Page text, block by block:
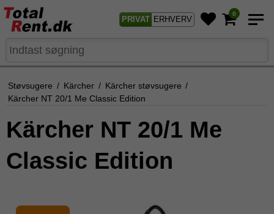
PRIVAT ERHVERV
0
Støvsugere / Kärcher / Kärcher støvsugere /
Kärcher NT 20/1 Me Classic Edition
Kärcher NT 20/1 Me
Classic Edition